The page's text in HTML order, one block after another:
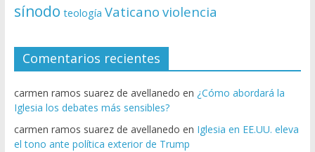
sínodo teología Vaticano violencia
Comentarios recientes
carmen ramos suarez de avellanedo en ¿Cómo abordará la
Iglesia los debates más sensibles?
carmen ramos suarez de avellanedo en Iglesia en EE.UU. eleva
el tono ante política exterior de Trump